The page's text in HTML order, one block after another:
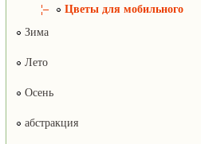
¦–
Цветы для мобильного
Зима
Лето
Осень
абстракция